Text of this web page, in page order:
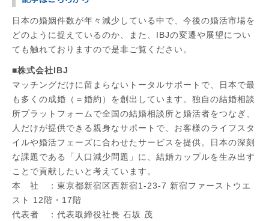
日本の婚姻件数が年々減少している中で、今後の婚活市場を
どのように捉えているのか、また、IBJの変遷や展望につい
ても触れておりますので是非ご覧ください。
■株式会社IBJ
​​マッチングだけに留まらないトータルサポートで、日本で最
も多くの成婚（＝婚約）を創出しています。独自の結婚相談
所プラットフォームで全国の結婚相談所と婚活者をつなぎ、
人だけが提供できる親身なサポートで、お客様のライフスタ
イルや婚活フェーズに合わせたサービスを提供。日本の深刻
な課題である「人口減少問題」に、結婚カップルを生み出す
ことで貢献したいと考えています。
本 社 ：東京都新宿区西新宿1-23-7 新宿ファーストウエ
スト 12階・17階
代表者 ：代表取締役社長 石坂 茂